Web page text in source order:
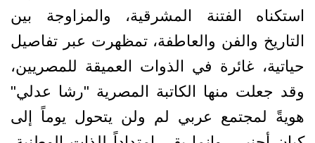
استكناه الفتنة المشرقية، والمزاوجة بين
‏التاريخ والفن والعاطفة، تمظهرت عبر تفاصيل
حياتية، غائرة في الذوات العميقة ‏للمصريين،
وقد جعلت منها الكاتبة المصرية "رشا عدلي"
هويةً لمجتمع عربي لم ولن ‏يتحول يوماً إلى